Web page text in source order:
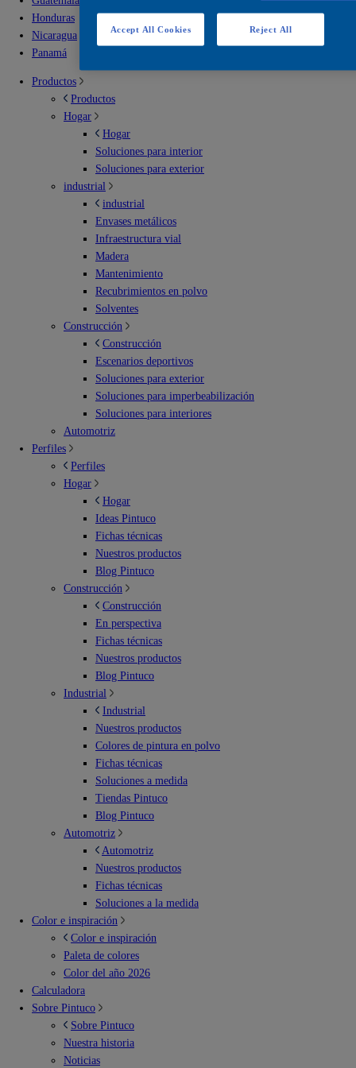
Honduras
Nicaragua
Panamá
Productos
Productos
Hogar
Hogar
Soluciones para interior
Soluciones para exterior
industrial
industrial
Envases metálicos
Infraestructura vial
Madera
Mantenimiento
Recubrimientos en polvo
Solventes
Construcción
Construcción
Escenarios deportivos
Soluciones para exterior
Soluciones para imperbeabilización
Soluciones para interiores
Automotriz
Perfiles
Perfiles
Hogar
Hogar
Ideas Pintuco
Fichas técnicas
Nuestros productos
Blog Pintuco
Construcción
Construcción
En perspectiva
Fichas técnicas
Nuestros productos
Blog Pintuco
Industrial
Industrial
Nuestros productos
Colores de pintura en polvo
Fichas técnicas
Soluciones a medida
Tiendas Pintuco
Blog Pintuco
Automotriz
Automotriz
Nuestros productos
Fichas técnicas
Soluciones a la medida
Color e inspiración
Color e inspiración
Paleta de colores
Color del año 2026
Calculadora
Sobre Pintuco
Sobre Pintuco
Nuestra historia
Noticias
Reject All
Accept All Cookies